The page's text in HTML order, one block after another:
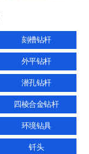
刻槽钻杆
外平钻杆
潜孔钻杆
四棱合金钻杆
环境钻具
钎头